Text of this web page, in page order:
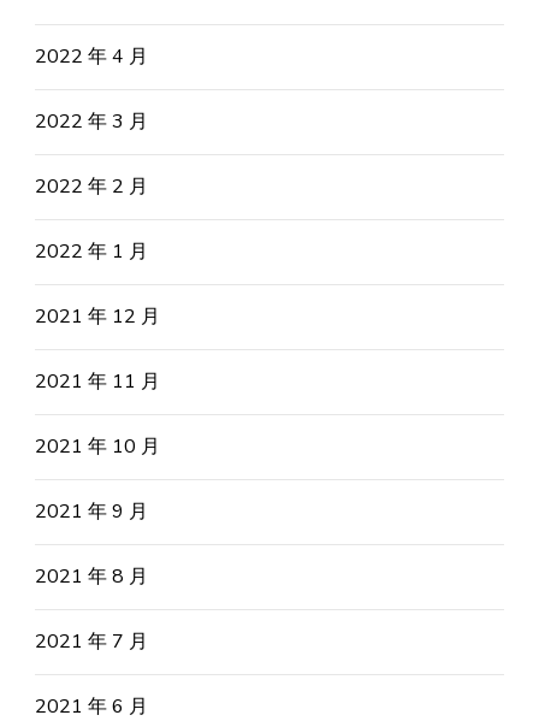
2022 年 4 月
2022 年 3 月
2022 年 2 月
2022 年 1 月
2021 年 12 月
2021 年 11 月
2021 年 10 月
2021 年 9 月
2021 年 8 月
2021 年 7 月
2021 年 6 月